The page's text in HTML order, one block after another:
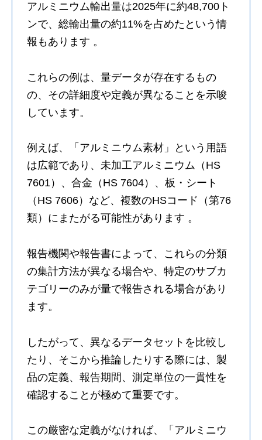
アルミニウム輸出量は2025年に約48,700ト
ンで、総輸出量の約11%を占めたという情
報もあります 。
これらの例は、量データが存在するもの
の、その詳細度や定義が異なることを示唆
しています。
例えば、「アルミニウム素材」という用語
は広範であり、未加工アルミニウム（HS
7601）、合金（HS 7604）、板・シート
（HS 7606）など、複数のHSコード（第76
類）にまたがる可能性があります 。
報告機関や報告書によって、これらの分類
の集計方法が異なる場合や、特定のサブカ
テゴリーのみが量で報告される場合があり
ます。
したがって、異なるデータセットを比較し
たり、そこから推論したりする際には、製
品の定義、報告期間、測定単位の一貫性を
確認することが極めて重要です。
この厳密な定義がなければ、「アルミニウ